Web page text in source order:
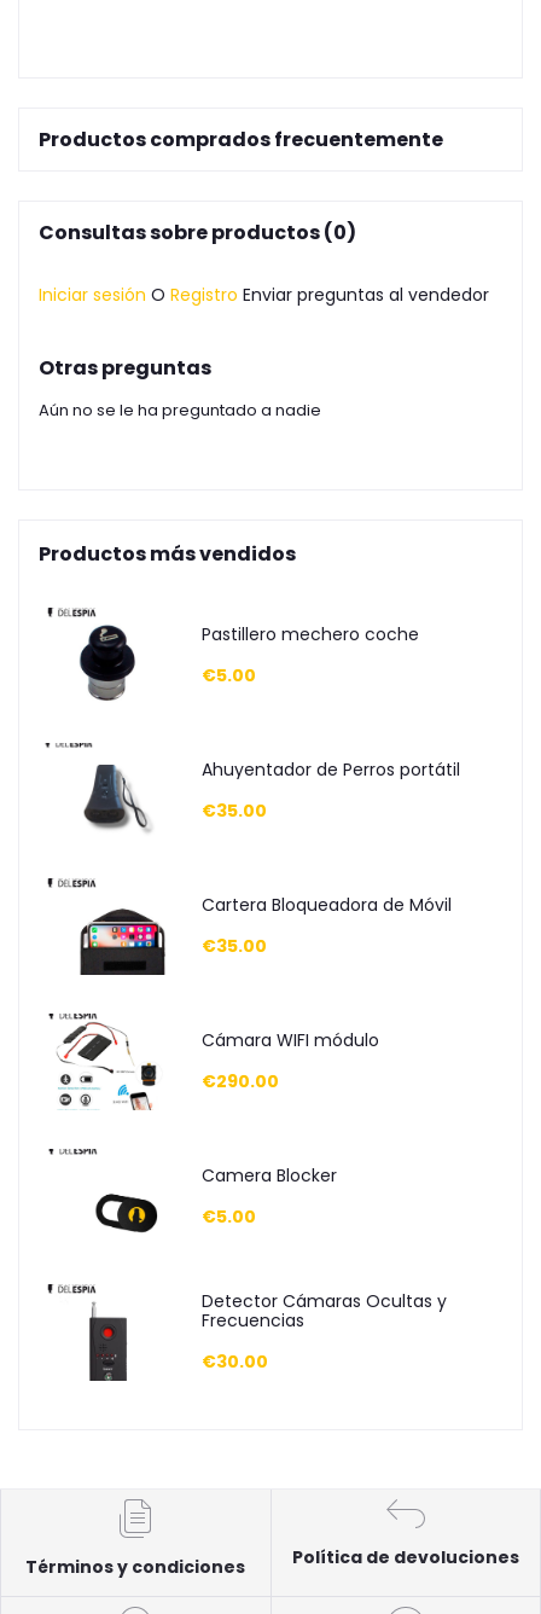
Productos comprados frecuentemente
Consultas sobre productos (0)
Iniciar sesión O Registro Enviar preguntas al vendedor
Otras preguntas
Aún no se le ha preguntado a nadie
Productos más vendidos
Pastillero mechero coche
€5.00
Ahuyentador de Perros portátil
€35.00
Cartera Bloqueadora de Móvil
€35.00
Cámara WIFI módulo
€290.00
Camera Blocker
€5.00
Detector Cámaras Ocultas y
Frecuencias
€30.00
Términos y condiciones Política de devoluciones